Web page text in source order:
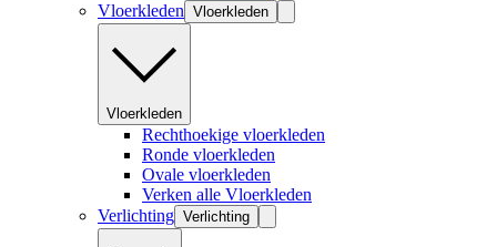
Vloerkleden Vloerkleden
Vloerkleden
Rechthoekige vloerkleden
Ronde vloerkleden
Ovale vloerkleden
Verken alle Vloerkleden
Verlichting Verlichting